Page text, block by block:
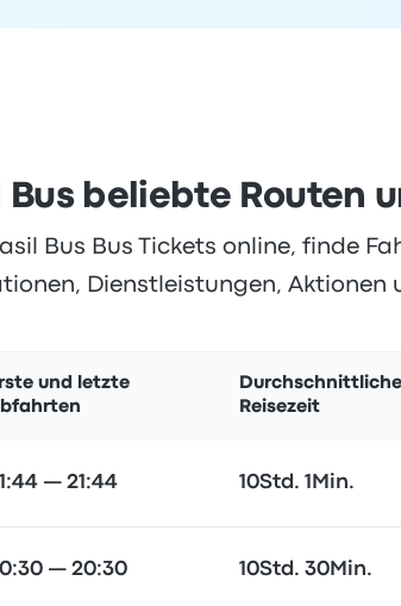
Bus beliebte Routen
Bus Bus Tickets online, finde
Dienstleistungen, Aktionen
und letzte
Durchschnittliche
Reisezeit
— 21:44 10Std. 1Min.
— 20:30 10Std. 30Min.